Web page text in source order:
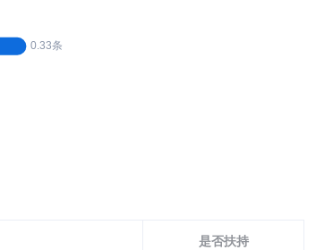
是否扶持